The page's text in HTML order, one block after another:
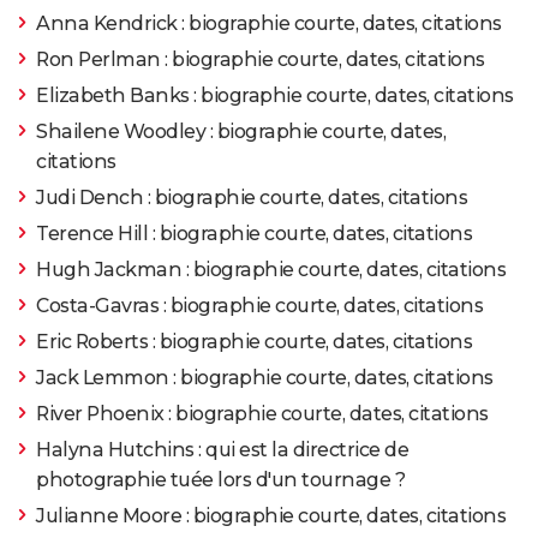
1996 Week-end en familleRéalisateur
1994 MaverickRôle: Annabelle Bransford
1994 Nell
1993 Sommersby
1992 Ombres et brouillardRôle: Prostitute
1991 Le Petit hommeRôle: Dede Tate
Réalisateur
Le Silence des agneaux Rôle: Clarice Starling
1989 Catchfire
Anna Kendrick : biographie courte, dates, citations
Ron Perlman : biographie courte, dates, citations
Elizabeth Banks : biographie courte, dates, citations
Shailene Woodley : biographie courte, dates,
citations
Judi Dench : biographie courte, dates, citations
Terence Hill : biographie courte, dates, citations
Hugh Jackman : biographie courte, dates, citations
Costa-Gavras : biographie courte, dates, citations
Eric Roberts : biographie courte, dates, citations
Jack Lemmon : biographie courte, dates, citations
River Phoenix : biographie courte, dates, citations
Halyna Hutchins : qui est la directrice de
photographie tuée lors d'un tournage ?
Julianne Moore : biographie courte, dates, citations